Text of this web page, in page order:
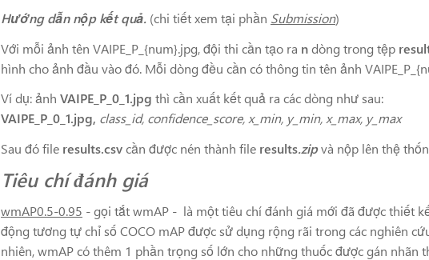
Hướng dẫn nộp kết quả. (chi tiết xem tại phần Submission)
Với mỗi ảnh tên VAIPE_P_{num}.jpg, đội thi cần tạo ra ndòng trong tệp
hình cho ảnh đầu vào đó. Mỗi dòng đều cần có thông tin tên ảnh
Ví dụ: ảnh VAIPE_P_0_1.jpg thì cần xuất kết quả ra các dòng như sau:
VAIPE_P_0_1.jpg, class_id, confidence_score, x_min, y_min, x_max, y_max
Sau đó file results.csvcần được nén thành file results.zipvà nộp lên thệ
Tiêu chí đánh giá
wmAP0.5-0.95 - gọi tắt wmAP - là một tiêu chí đánh giá mới đã được thiết
động tương tự chỉ số COCO mAP được sử dụng rộng rãi trong các nghiên
nhiên, wmAP có thêm 1 phần trọng số lớn cho những thuốc được gán nhãn